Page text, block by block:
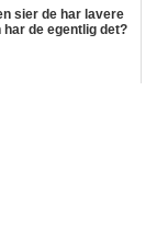
sier de har lavere
har de egentlig det?